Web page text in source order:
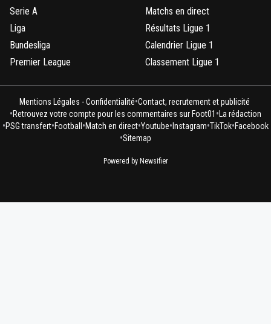
Serie A
Liga
Bundesliga
Premier League
Matchs en direct
Résultats Ligue 1
Calendrier Ligue 1
Classement Ligue 1
Mentions Légales - Confidentialité•Contact, recrutement et publicité
•Retrouvez votre compte pour les commentaires sur Foot01 •La rédaction
•PSG transfert•Football •Match en direct•Youtube• Instagram•TikTok•Facebook
•Sitemap
Powered by Newsifier